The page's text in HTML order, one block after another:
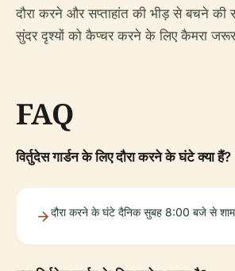
दौरा करने और सप्ताहांत की भीड़ से बचने की
सुंदर दृश्यों को कैप्चर करने के लिए कैमरा
FAQ
विर्तुदेस गार्डन के लिए दौरा करने के घंटे क्या हैं?
दौरा करने के घंटे दैनिक सुबह 8:00 बजे से